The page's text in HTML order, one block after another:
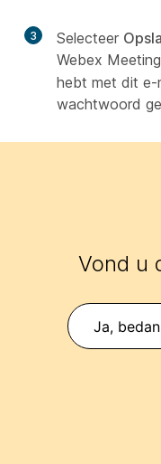
3 Selecteer
Webex
hebt met dit e-
wachtwoord
Vond u
Ja,